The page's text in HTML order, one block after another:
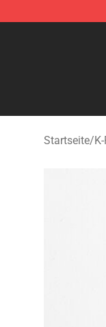
K-pop
Startseite/